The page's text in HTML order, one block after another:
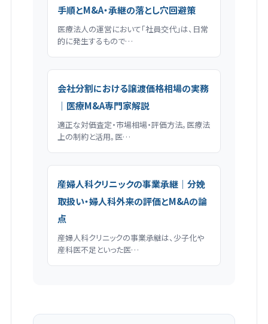
手順とM&A・承継の落とし穴回避策
医療法人の運営において「社員交代」は、日常
的に発生するもので…
会社分割における譲渡価格相場の実務
｜医療M&A専門家解説
適正な対価査定・市場相場・評価方法。医療法
上の制約と活用。医…
産婦人科クリニックの事業承継｜分娩
取扱い・婦人科外来の評価とM&Aの論
点
産婦人科クリニックの事業承継は、少子化や
産科医不足といった医…